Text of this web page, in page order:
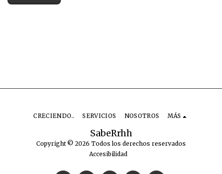
SabeRrhh
Copyright © 2026 Todos los derechos reservados
Accesibilidad
CRECIENDO.. SERVICIOS NOSOTROS MÁS